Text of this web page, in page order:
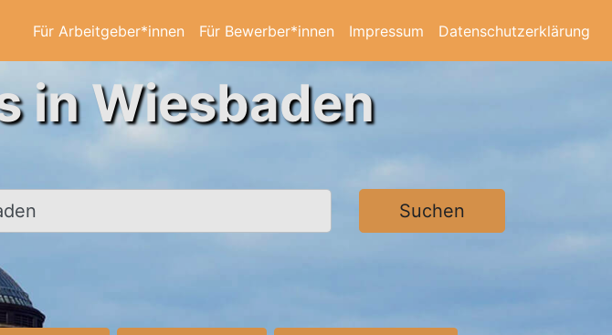
Für Arbeitgeber*innen Für Bewerber*innen Impressum Datenschutzerklärung
in Wiesbaden
Suchen